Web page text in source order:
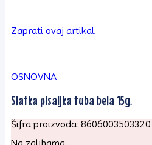
Zaprati ovaj artikal
OSNOVNA
Slatka pisaljka tuba bela 15g.
Šifra proizvoda: 8606003503320
Na zalihama